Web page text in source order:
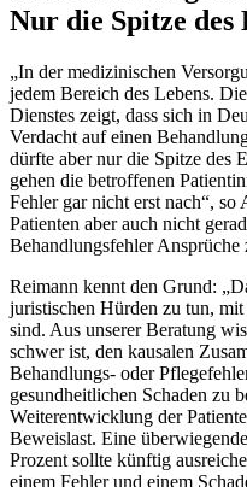
Nur die Spitze des
„In der medizinischen
jedem Bereich des Lebens.
Dienstes zeigt, dass sich in
Verdacht auf einen
dürfte aber nur die Spitze des
gehen die betroffenen
Fehler gar nicht erst nach“,
Patienten aber auch nicht
Behandlungsfehler Ansprüche
Reimann kennt den Grund:
juristischen Hürden zu tun,
sind. Aus unserer Beratung
schwer ist, den kausalen
Behandlungs- oder
gesundheitlichen Schaden zu
Weiterentwicklung der
Beweislast. Eine
Prozent sollte künftig
einem Fehler und einem